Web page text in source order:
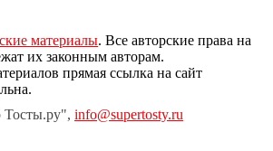
материалы. Все авторские права на
их законным авторам.
прямая ссылка на сайт
info@supertosty.ru